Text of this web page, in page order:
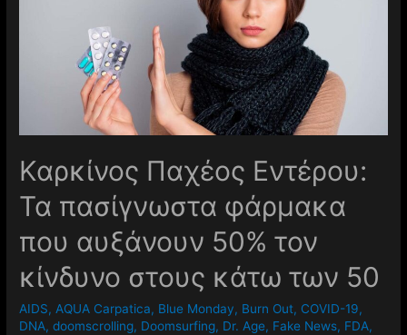
Καρκίνος Παχέος Εντέρου:
Τα πασίγνωστα φάρμακα
που αυξάνουν 50% τον
κίνδυνο στους κάτω των 50
AIDS,AQUA Carpatica, Blue Monday, Burn Out, COVID-19,
DNA,doomscrolling, Doomsurfing, Dr. Age, Fake News, FDA,